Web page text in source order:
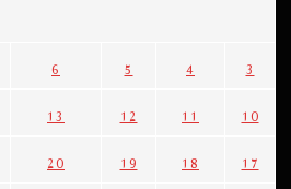
3
4
5
6
10
11
12
13
17
18
19
20